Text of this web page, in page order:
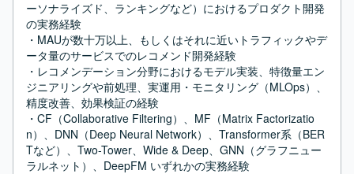
ーソナライズド、ランキングなど）におけるプロダクト開発
の実務経験
・MAUが数十万以上、もしくはそれに近いトラフィックやデ
ータ量のサービスでのレコメンド開発経験
・レコメンデーション分野におけるモデル実装、特徴量エン
ジニアリングや前処理、実運用・モニタリング（MLOps）、
精度改善、効果検証の経験
・CF（Collaborative Filtering）、MF（Matrix Factorizatio
n）、DNN（Deep Neural Network）、Transformer系（BER
Tなど）、Two-Tower、Wide & Deep、GNN（グラフニュー
ラルネット）、DeepFM いずれかの実務経験